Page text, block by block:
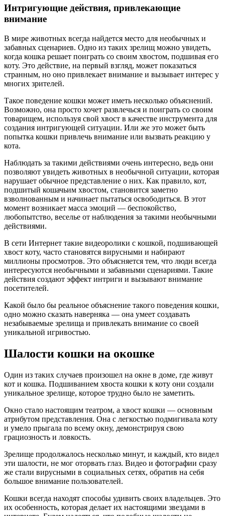
Интригующие действия, привлекающие
внимание
В мире животных всегда найдется место для необычных и
забавных сценариев. Одно из таких зрелищ можно увидеть,
когда кошка решает поиграть со своим хвостом, подшивая его
коту. Это действие, на первый взгляд, может показаться
странным, но оно привлекает внимание и вызывает интерес у
многих зрителей.
Такое поведение кошки может иметь несколько объяснений.
Возможно, она просто хочет развлечься и поиграть со своим
товарищем, используя свой хвост в качестве инструмента для
создания интригующей ситуации. Или же это может быть
попытка кошки привлечь внимание или вызвать реакцию у
кота.
Наблюдать за такими действиями очень интересно, ведь они
позволяют увидеть животных в необычной ситуации, которая
нарушает обычное представление о них. Как правило, кот,
подшитый кошачьим хвостом, становится заметно
взволнованным и начинает пытаться освободиться. В этот
момент возникает масса эмоций — беспокойство,
любопытство, веселье от наблюдения за такими необычными
действиями.
В сети Интернет такие видеоролики с кошкой, подшивающей
хвост коту, часто становятся вирусными и набирают
миллионы просмотров. Это объясняется тем, что люди всегда
интересуются необычными и забавными сценариями. Такие
действия создают эффект интриги и вызывают внимание
посетителей.
Какой было бы реальное объяснение такого поведения кошки,
одно можно сказать наверняка — она умеет создавать
незабываемые зрелища и привлекать внимание со своей
уникальной игривостью.
Шалости кошки на окошке
Один из таких случаев произошел на окне в доме, где живут
кот и кошка. Подшиванием хвоста кошки к коту они создали
уникальное зрелище, которое трудно было не заметить.
Окно стало настоящим театром, а хвост кошки — основным
атрибутом представления. Она с легкостью подмигивала коту
и умело прыгала по всему окну, демонстрируя свою
грациозность и ловкость.
Зрелище продолжалось несколько минут, и каждый, кто видел
эти шалости, не мог оторвать глаз. Видео и фотографии сразу
же стали вирусными в социальных сетях, обратив на себя
большое внимание пользователей.
Кошки всегда находят способы удивить своих владельцев. Это
их особенность, которая делает их настоящими звездами в